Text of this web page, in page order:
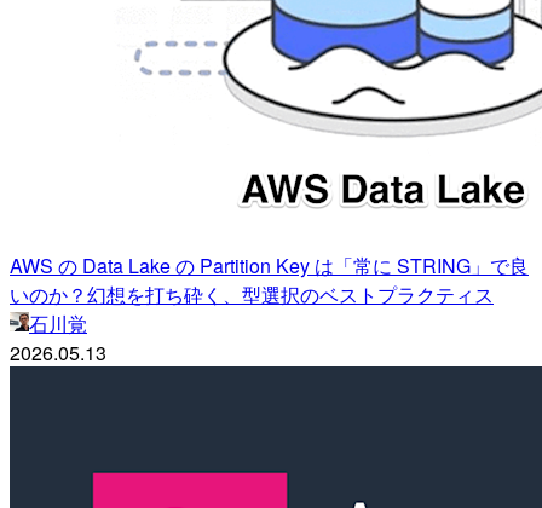
AWS の Data Lake の Partition Key は「常に STRING」で良
いのか？幻想を打ち砕く、型選択のベストプラクティス
石川覚
2026.05.13